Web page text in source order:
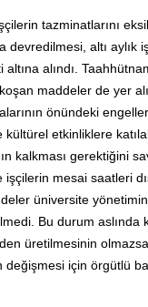
tazminatlarını
devredilmesi, altı aylık
alındı.
maddeler de yer
önündeki engeller
etkinliklere
kalkması gerektiğini
mesai saatleri
üniversite
Bu durum aslında
üretilmesinin
için örgütlü